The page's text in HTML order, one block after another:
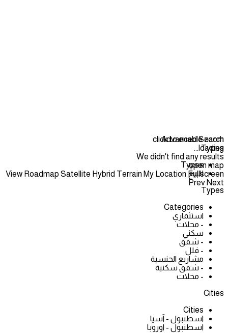
click to enable zoom
loading...
We didn't find any results
open map
View Roadmap Satellite Hybrid Terrain My Location Fullscreen
Prev Next
Advanced Search
Types
Types
للبيع
Types
Categories
استثماري
- محلات
سكني
- شقق
- فلل
مشاريع الجنسية
- شقق سكنية
- محلات
Cities
Cities
اسطنبول - آسيا
اسطنبول - اوروبا